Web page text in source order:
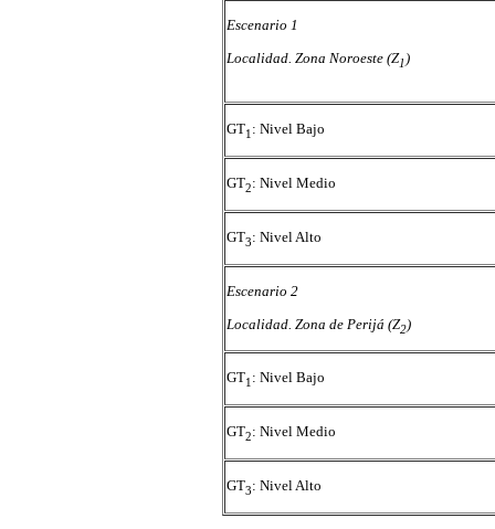
Escenario 1
Localidad. Zona Noroeste (Z1 )
GT1 : Nivel Bajo
GT2: Nivel Medio
GT3: Nivel Alto
Escenario 2
Localidad. Zona de Perijá (Z2)
GT1 : Nivel Bajo
GT2: Nivel Medio
GT3: Nivel Alto